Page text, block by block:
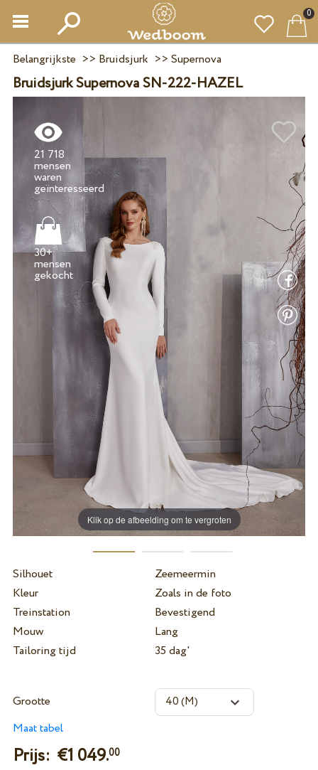
0
Belangrijkste >> Bruidsjurk >> Supernova
Bruidsjurk Supernova SN-222-HAZEL
Klik op de afbeelding om te vergroten
21 718
mensen
waren
30+
mensen
Silhouet
Zeemeermin
Kleur
Zoals in de foto
Treinstation
Bevestigend
Mouw
Lang
Tailoring tijd
35 dag'
Grootte
Maat tabel
Prijs: €1 049.00